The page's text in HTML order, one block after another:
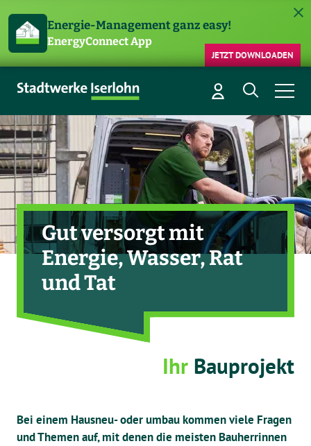
Energie-Management ganz easy!
EnergyConnect App
JETZT DOWNLOADEN
Gut versorgt mit
Energie, Wasser, Rat
und Tat
Ihr Bauprojekt
Bei einem Hausneu- oder umbau kommen viele Fragen
und Themen auf, mit denen die meisten Bauherrinnen